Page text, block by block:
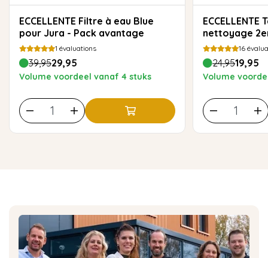
ECCELLENTE Filtre à eau Blue
pour Jura - Pack avantage
1 évaluations
39,9529,95
Volume voordeel vanaf 4 stuks
ECCELLENTE Tablettes de
nettoyage
16
24,9519,95
Volume